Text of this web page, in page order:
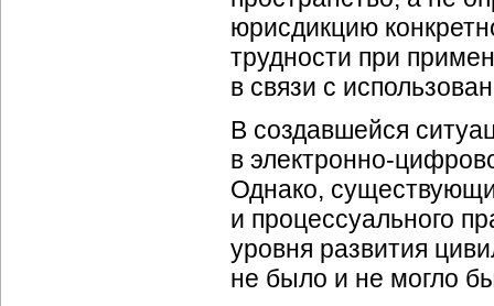
юрисдикцию
трудности при
в связи с
В создавшейся
в электронно-
Однако,
и процессуального
уровня развития
не было и не могло